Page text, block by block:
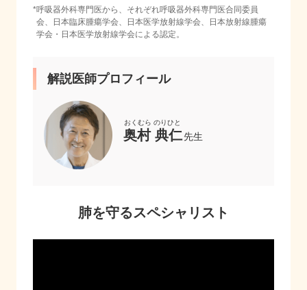
*呼吸器外科専門医から、それぞれ呼吸器外科専門医合同委員
会、日本臨床腫瘍学会、日本医学放射線学会、日本放射線腫瘍
学会・日本医学放射線学会による認定。
解説医師プロフィール
奥村 典仁先生
肺を守るスペシャリスト